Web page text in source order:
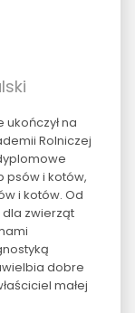
na
Rolniczej
psów i kotów,
i kotów. Od
dla zwierząt
dobre
małej